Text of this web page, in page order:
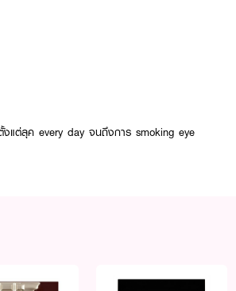
งแต่ลุค every day จนถึงการ smoking eye